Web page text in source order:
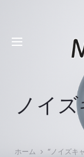
ノイ
ホーム “ノイズキ